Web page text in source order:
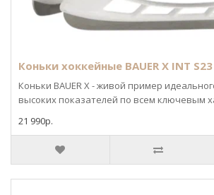
Коньки хоккейные BAUER X INT
Коньки BAUER X - живой пример
высоких показателей по всем ключевым
21 990р.